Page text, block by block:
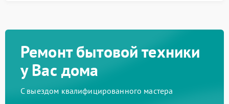
Ремонт бытовой техники
у Вас дома
С выездом квалифицированного мастера